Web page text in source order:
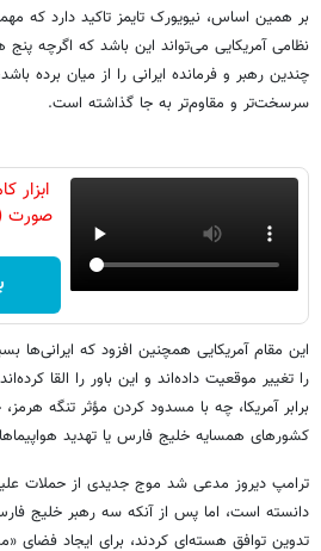
بر همین اساس، نیویورک تایمز تاکید دارد که
نظامی آمریکایی می‌تواند این باشد که اگرچه
چندین رهبر و فرمانده ایرانی را از میان برده
سرسخت‌تر و مقاوم‌تر به جا گذاشته است.
ابزار
صورت
این مقام آمریکایی همچنین افزود که ایرانی‌ها
را تغییر موقعیت داده‌اند و این باور را القا
برابر آمریکا، چه با مسدود کردن مؤثر تنگه
کشورهای همسایه خلیج فارس یا تهدید
ترامپ دیروز مدعی شد موج جدیدی از حملات
دانسته است، اما پس از آنکه سه رهبر خلیج
تدوین توافق هسته‌ای کردند، برای ایجاد فضای